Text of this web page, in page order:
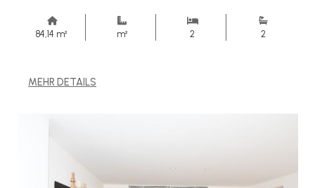
84,14 m² m² 2 2
MEHR DETAILS